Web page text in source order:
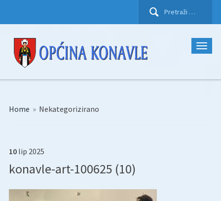
Pretraži:
Home » Nekategorizirano
10 lip 2025
konavle-art-100625 (10)